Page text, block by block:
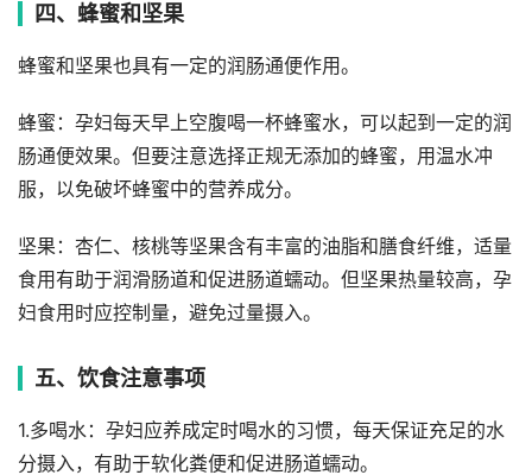
四、蜂蜜和坚果
蜂蜜和坚果也具有一定的润肠通便作用。
蜂蜜：孕妇每天早上空腹喝一杯蜂蜜水，可以起到一定的润
肠通便效果。但要注意选择正规无添加的蜂蜜，用温水冲
服，以免破坏蜂蜜中的营养成分。
坚果：杏仁、核桃等坚果含有丰富的油脂和膳食纤维，适量
食用有助于润滑肠道和促进肠道蠕动。但坚果热量较高，孕
妇食用时应控制量，避免过量摄入。
五、饮食注意事项
1.多喝水：孕妇应养成定时喝水的习惯，每天保证充足的水
分摄入，有助于软化粪便和促进肠道蠕动。